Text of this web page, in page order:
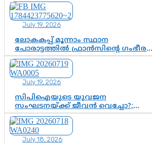
ഫണ്ട് വിനിയോഗം
പരിശോധിക്കുമോ? കേന്ദ്രത്തിനും
ആർഎസ്എസിനും കേരള
ഘടകത്തോട് അതൃപ്തി
July 19, 2026
ലോകകപ്പ് മൂന്നാം സ്ഥാന
പോരാട്ടത്തിൽ ഫ്രാൻസിന്റെ ഗംഭീര
തിരിച്ചുവരവ്; ഗോൾവേട്ടയിൽ
മെസ്സിയെ മറികടന്ന് എംബാപ്പെ
July 19, 2026
സിപിഐയുടെ യുവജന
സംഘടനയ്ക്ക് ജീവൻ വെച്ചോ?;
ജിസ്മോന്റെ വിമർശനം രാഷ്ട്രീയ
ഇരട്ടത്താപ്പെന്ന് ചർച്ച
July 18, 2026